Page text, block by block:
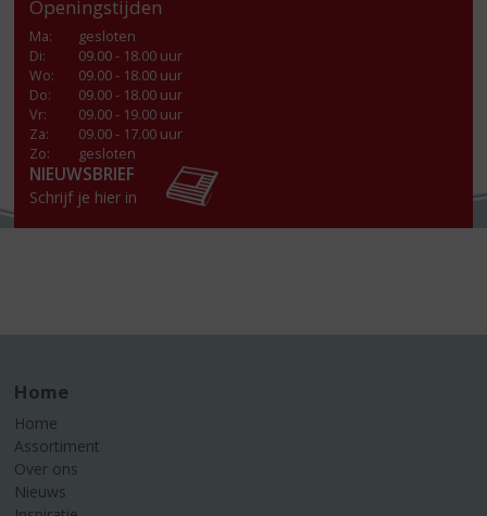
Openingstijden
Ma:
gesloten
Di:
09.00 - 18.00 uur
Wo:
09.00 - 18.00 uur
Do:
09.00 - 18.00 uur
Vr:
09.00 - 19.00 uur
Za:
09.00 - 17.00 uur
Zo:
gesloten
NIEUWSBRIEF
Schrijf je hier in
Home
Home
Assortiment
Over ons
Nieuws